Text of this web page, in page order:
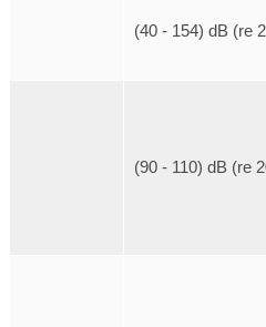
(40 - 154) dB (re
(90 - 110) dB (re